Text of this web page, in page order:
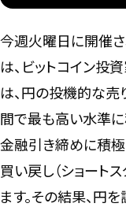
今週火曜日に開催
は、ビットコイン投
は、円の投機的な売
間で最も高い水準に
金融引き締めに積
買い戻し（ショート
ます。その結果、円